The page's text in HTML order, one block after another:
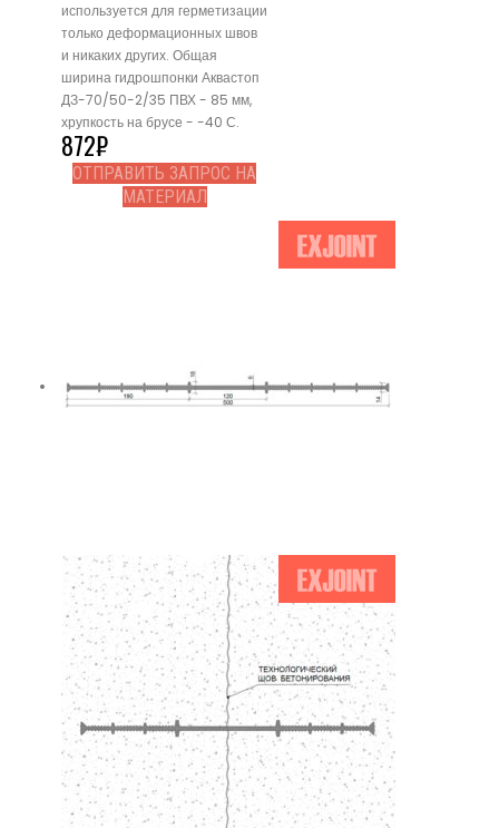
используется для герметизации
только деформационных швов
и никаких других. Общая
ширина гидрошпонки Аквастоп
ДЗ-70/50-2/35 ПВХ - 85 мм,
хрупкость на брусе - -40 С.
872₽
ОТПРАВИТЬ ЗАПРОС НА
МАТЕРИАЛ